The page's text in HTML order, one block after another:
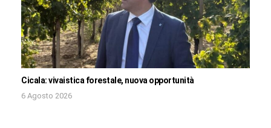
Cicala: vivaistica forestale, nuova opportunità
6 Agosto 2026